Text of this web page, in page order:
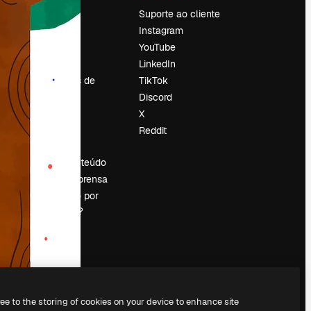
Sobre nós
Tendências de
Vender conteúdo
Sala de imprensa
Procurando por
magnific.ai?
Suporte ao cliente
Instagram
YouTube
LinkedIn
TikTok
Discord
X
Reddit
to the storing of cookies on your device to enhance site